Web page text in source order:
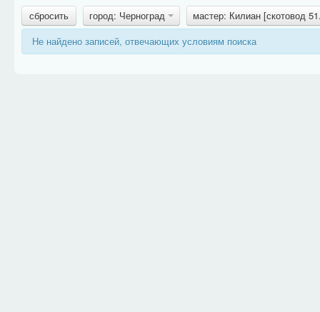
сбросить
город: Черноград
мастер: Килиан [скотовод
Не найдено записей, отвечающих условиям поиска